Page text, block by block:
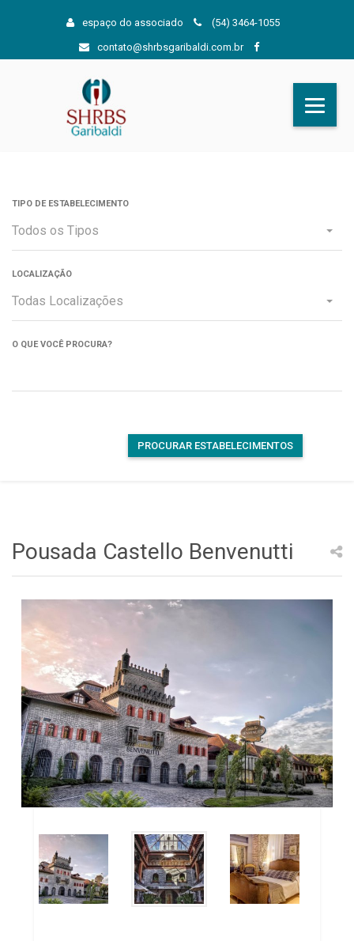
espaço do associado (54) 3464-1055
contato@shrbsgaribaldi.com.br
TIPO DE ESTABELECIMENTO
Todos os Tipos
LOCALIZAÇÃO
Todas Localizações
O QUE VOCÊ PROCURA?
PROCURAR ESTABELECIMENTOS
Pousada Castello Benvenutti